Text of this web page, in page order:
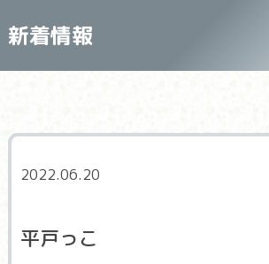
新着情報
2022.06.20
平戸っこ